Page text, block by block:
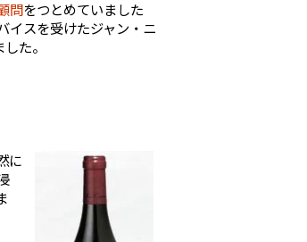
問をつとめていました
イスを受けたジャン・ニ
た。
に